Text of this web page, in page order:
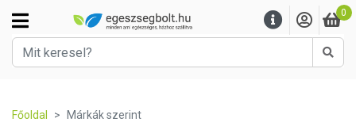
0
Főoldal Márkák szerint